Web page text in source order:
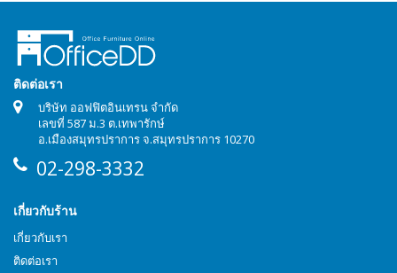
ติดต่อเรา
บริษัท ออฟฟิตอินเทรน จำกัด
เลขที่ 587 ม.3 ต.เทพารักษ์
อ.เมืองสมุทรปราการ จ.สมุทรปราการ 10270
02-298-3332
เกี่ยวกับร้าน
เกี่ยวกับเรา
ติดต่อเรา